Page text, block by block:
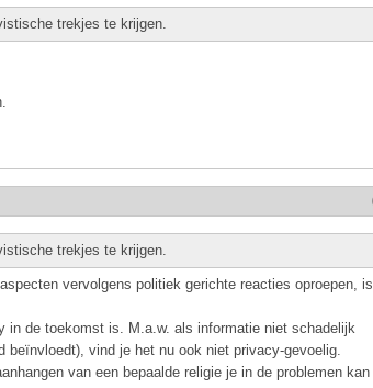
trekjes te krijgen.
trekjes te krijgen.
vervolgens politiek gerichte reacties oproepen, is
de toekomst is. M.a.w. als informatie niet schadelijk
vind je het nu ook niet privacy-gevoelig.
van een bepaalde religie je in de problemen kan